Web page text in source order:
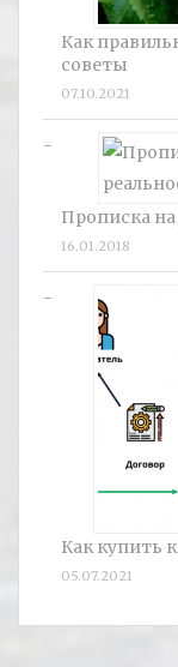
Как
советы
07.10.2021
Прописка
16.01.2018
Как купить
05.07.2021